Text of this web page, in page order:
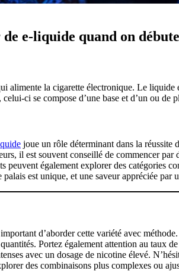
e-liquide quand on
alimente la cigarette électronique. Le
ci se compose d’une base et d’un ou de
joue un rôle déterminant dans la réussite
il est souvent conseillé de commencer
peuvent également explorer des
est unique, et une saveur appréciée
d’aborder cette variété avec
Portez également attention au taux
avec un dosage de nicotine élevé.
des combinaisons plus complexes ou